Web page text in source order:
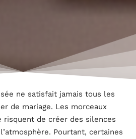
ne satisfait jamais tous les
de mariage. Les morceaux
risquent de créer des silences
Pourtant, certaines